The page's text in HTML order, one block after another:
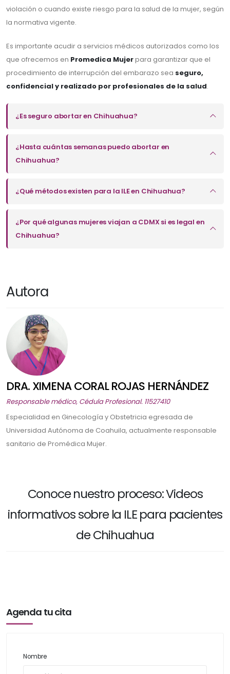
violación o cuando existe riesgo para la salud de la mujer, según
la normativa vigente.
Es importante acudir a servicios médicos autorizados como los
que ofrecemos en Promedica Mujerpara garantizar que el
procedimiento de interrupción del embarazo sea seguro,
confidencial y realizado por profesionales de la salud.
¿Es seguro abortar en Chihuahua?
¿Hasta cuántas semanas puedo abortar en
Chihuahua?
¿Qué métodos existen para la ILE en Chihuahua?
¿Por qué algunas mujeres viajan a CDMX si es legal en
Chihuahua?
Autora
DRA. XIMENA CORAL ROJAS HERNÁNDEZ
Responsable médico, Cédula Profesional. 11527410
Especialidad en Ginecología y Obstetricia egresada de
Universidad Autónoma de Coahuila, actualmente responsable
sanitario de Promédica Mujer.
Conoce nuestro proceso: Videos
informativos sobre la ILE para pacientes
de Chihuahua
Agenda tu cita
Nombre